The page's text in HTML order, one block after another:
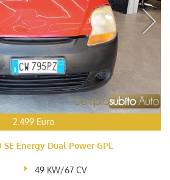
2.499 Euro
SE Energy Dual Power GPL
49 KW/67 CV